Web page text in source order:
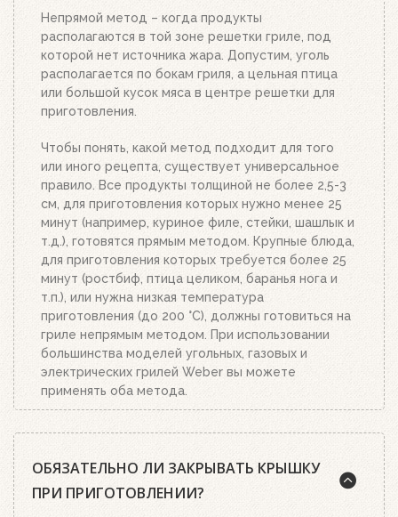
брикетов покроется белым пеплом, высыпьте
уголь из стартера на решетку для угля. Жар
будет просто отличным!
Непрямой метод – когда продукты
располагаются в той зоне решетки гриле, под
которой нет источника жара. Допустим, уголь
располагается по бокам гриля, а цельная птица
или большой кусок мяса в центре решетки для
приготовления.
Чтобы понять, какой метод подходит для того
или иного рецепта, существует универсальное
правило. Все продукты толщиной не более 2,5-3
см, для приготовления которых нужно менее 25
минут (например, куриное филе, стейки, шашлык и
т.д.), готовятся прямым методом. Крупные блюда,
для приготовления которых требуется более 25
минут (ростбиф, птица целиком, баранья нога и
т.п.), или нужна низкая температура
приготовления (до 200 °C), должны готовиться на
гриле непрямым методом. При использовании
большинства моделей угольных, газовых и
электрических грилей Weber вы можете
применять оба метода.
ОБЯЗАТЕЛЬНО ЛИ ЗАКРЫВАТЬ КРЫШКУ
ПРИ ПРИГОТОВЛЕНИИ?